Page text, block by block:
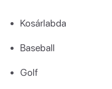
Kosárlabda
Baseball
Golf